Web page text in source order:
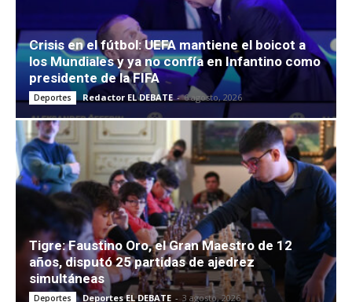
Crisis en el fútbol: UEFA mantiene el boicot a
los Mundiales y ya no confía en Infantino como
presidente de la FIFA
Deportes Redactor EL DEBATE - 6 agosto, 2026
Tigre: Faustino Oro, el Gran Maestro de 12
años, disputó 25 partidas de ajedrez
simultáneas
Deportes Deportes EL DEBATE - 3 agosto, 2026